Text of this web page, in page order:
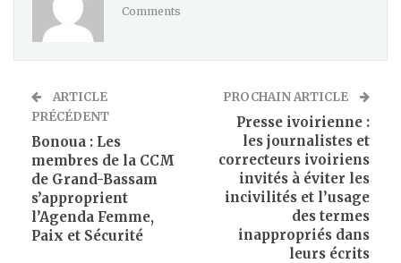
Comments
ARTICLE
PRÉCÉDENT
Bonoua : Les
membres de la CCM
de Grand-Bassam
s’approprient
l’Agenda Femme,
Paix et Sécurité
PROCHAIN ARTICLE
Presse ivoirienne :
les journalistes et
correcteurs ivoiriens
invités à éviter les
incivilités et l’usage
des termes
inappropriés dans
leurs écrits